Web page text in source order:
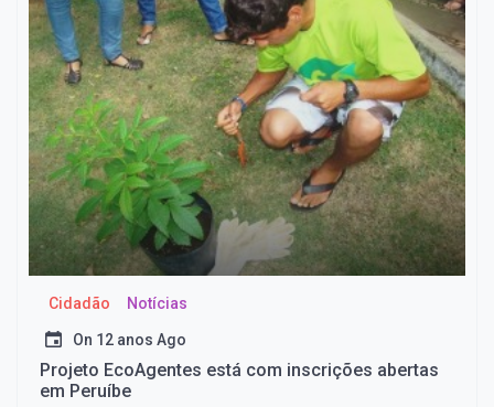
Cidadão Notícias
On 12 anos Ago
Projeto EcoAgentes está com inscrições abertas
em Peruíbe